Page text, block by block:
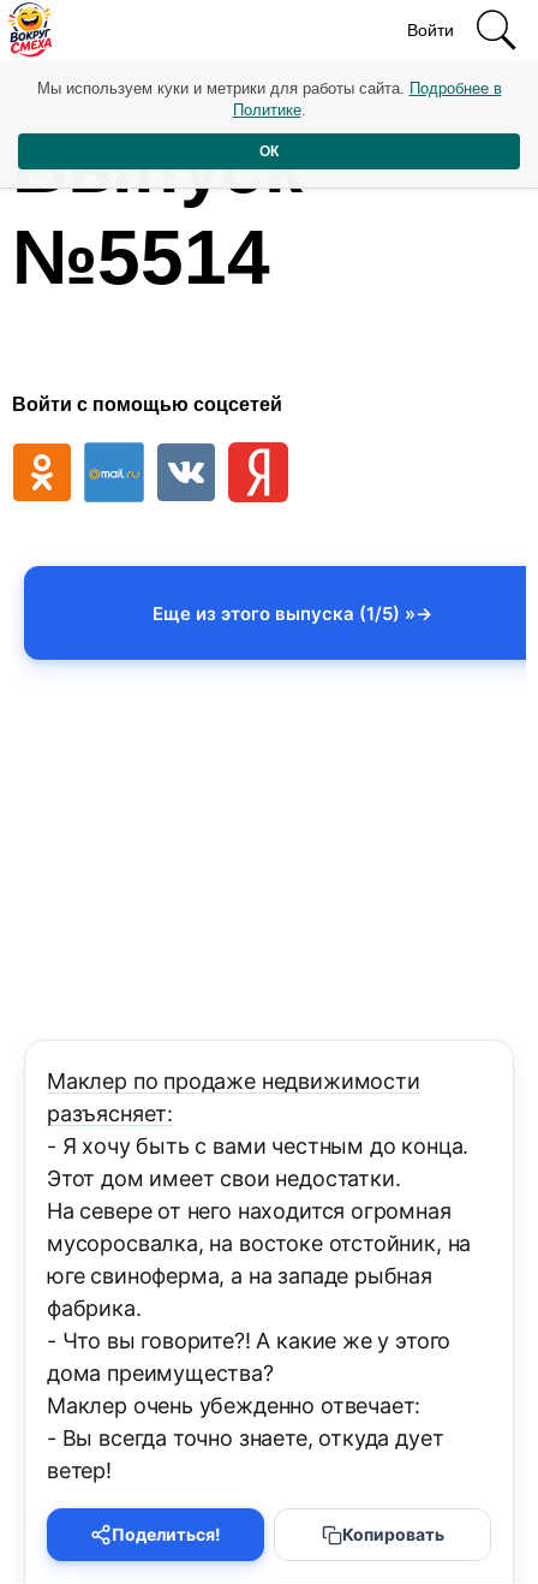
Войти
Выпуск
№5514
Войти с помощью соцсетей
Еще из этого выпуска (1/5) »
Маклер по продаже недвижимости
разъясняет:
- Я хочу быть с вами честным до конца.
Этот дом имеет свои недостатки.
На севере от него находится огромная
мусоросвалка, на востоке отстойник, на
юге свиноферма, а на западе рыбная
фабрика.
- Что вы говорите?! А какие же у этого
дома преимущества?
Маклер очень убежденно отвечает:
- Вы всегда точно знаете, откуда дует
ветер!
Поделиться! Копировать
Мы используем куки и метрики для работы сайта. Подробнее в
Политике.
ОК